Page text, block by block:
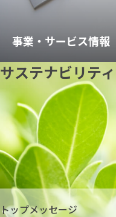
事業・サービス情報
サステナビリティ
トップメッセージ